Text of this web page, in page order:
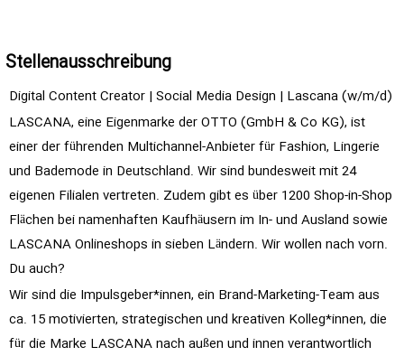
Stellenausschreibung
Digital Content Creator | Social Media Design | Lascana (w/m/d)
LASCANA, eine Eigenmarke der OTTO (GmbH & Co KG), ist
einer der führenden Multichannel-Anbieter für Fashion, Lingerie
und Bademode in Deutschland. Wir sind bundesweit mit 24
eigenen Filialen vertreten. Zudem gibt es über 1200 Shop-in-Shop
Flächen bei namenhaften Kaufhäusern im In- und Ausland sowie
LASCANA Onlineshops in sieben Ländern. Wir wollen nach vorn.
Du auch?
Wir sind die Impulsgeber*innen, ein Brand-Marketing-Team aus
ca. 15 motivierten, strategischen und kreativen Kolleg*innen, die
für die Marke LASCANA nach außen und innen verantwortlich